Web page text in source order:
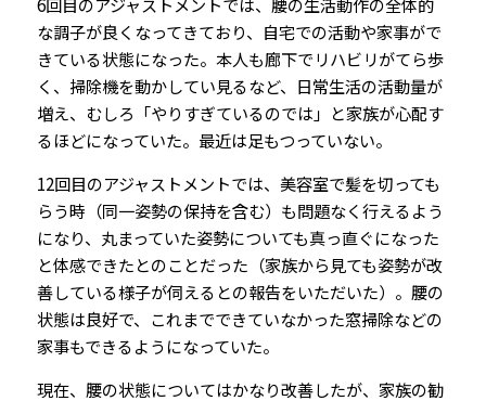
な調子が良くなってきており、自宅での活動や家事がで
きている状態になった。本人も廊下でリハビリがてら歩
く、掃除機を動かしてい見るなど、日常生活の活動量が
増え、むしろ「やりすぎているのでは」と家族が心配す
るほどになっていた。最近は足もつっていない。
12回目のアジャストメントでは、美容室で髪を切っても
らう時（同一姿勢の保持を含む）も問題なく行えるよう
になり、丸まっていた姿勢についても真っ直ぐになった
と体感できたとのことだった（家族から見ても姿勢が改
善している様子が伺えるとの報告をいただいた）。腰の
状態は良好で、これまでできていなかった窓掃除などの
家事もできるようになっていた。
現在、腰の状態についてはかなり改善したが、家族の勧